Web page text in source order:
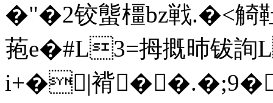
�"�2铰螚橿bz戦.�<觭
菢e�#L3=拇摡昁钹詢
i+�|褙�